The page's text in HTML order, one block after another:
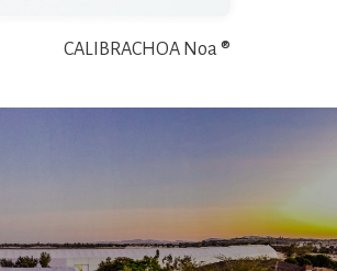
CALIBRACHOA Noa ®